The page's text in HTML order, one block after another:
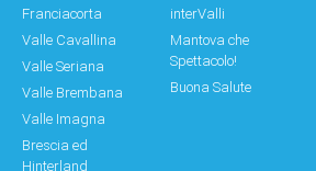
Franciacorta
Valle Cavallina
Valle Seriana
Valle Brembana
Valle Imagna
Brescia ed
Hinterland
interValli
Mantova che
Spettacolo!
Buona Salute